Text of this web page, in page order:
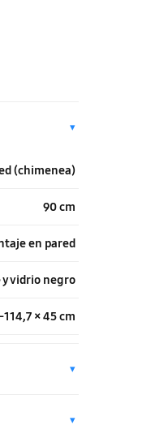
▾
(chimenea)
90 cm
en pared
vidrio negro
× 45 cm
▾
▾